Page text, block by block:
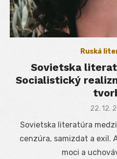
Ruská
Sovietska
Socialistický
Posted
22. 12.
Sovietska literatúra
cenzúra, samizdat a exil.
moci a